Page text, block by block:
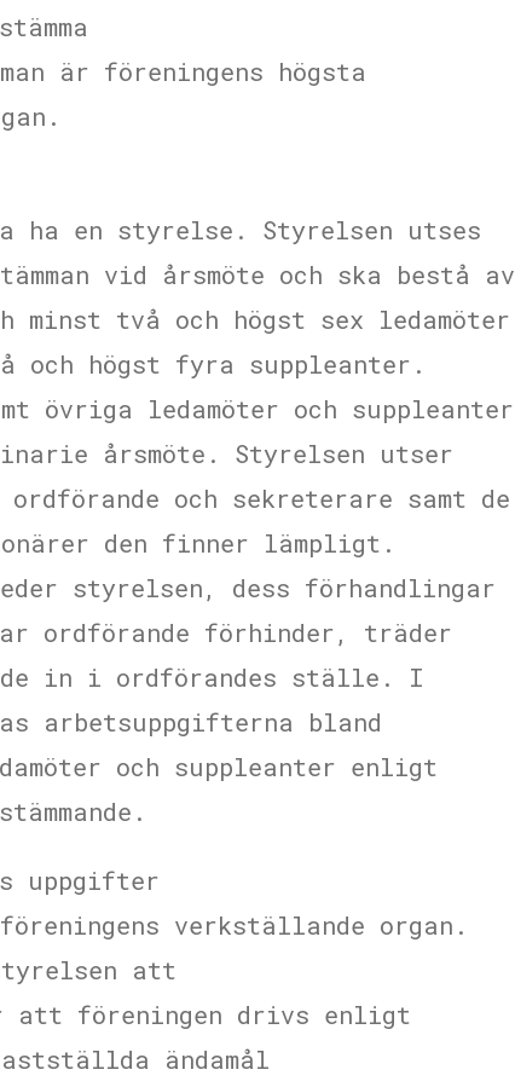
är föreningens högsta
ha en styrelse. Styrelsen utses
vid årsmöte och ska bestå av
minst två och högst sex ledamöter
och högst fyra suppleanter.
övriga ledamöter och suppleanter
årsmöte. Styrelsen utser
och sekreterare samt de
den finner lämpligt.
styrelsen, dess förhandlingar
ordförande förhinder, träder
in i ordförandes ställe. I
arbetsuppgifterna bland
och suppleanter enligt
uppgifter
verkställande organ.
att
att föreningen drivs enligt
ändamål